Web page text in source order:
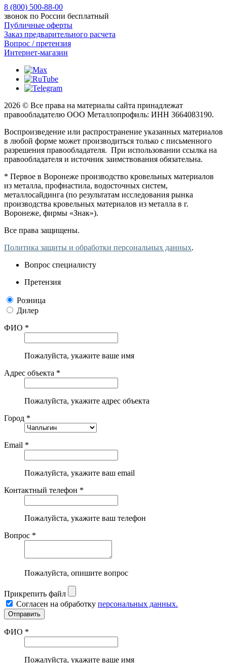
8 (800) 500-88-00
звонок по России бесплатный
Публичные оферты
Заказ предварительного расчета
Вопрос / претензия
Интернет-магазин
2026 © Все права на материалы сайта принадлежат
правообладателю ООО Металлопрофиль: ИНН 3664083190.
Воспроизведение или распространение указанных материалов
в любой форме может производиться только с письменного
разрешения правообладателя. При использовании ссылка на
правообладателя и источник заимствования обязательна.
* Первое в Воронеже производство кровельных материалов
из металла, профнастила, водосточных систем,
металлосайдинга (по результатам исследования рынка
производства кровельных материалов из металла в г.
Воронеже, фирмы «Знак»).
Все права защищены.
Политика защиты и обработки персональных данных.
Вопрос специалисту
Претензия
Розница
Дилер
ФИО *
Пожалуйста, укажите ваше имя
Адрес объекта *
Пожалуйста, укажите адрес объекта
Город *
Email *
Пожалуйста, укажите ваш email
Контактный телефон *
Пожалуйста, укажите ваш телефон
Вопрос *
Пожалуйста, опишите вопрос
Прикрепить файл
Согласен на обработку персональных данных.
ФИО *
Пожалуйста, укажите ваше имя